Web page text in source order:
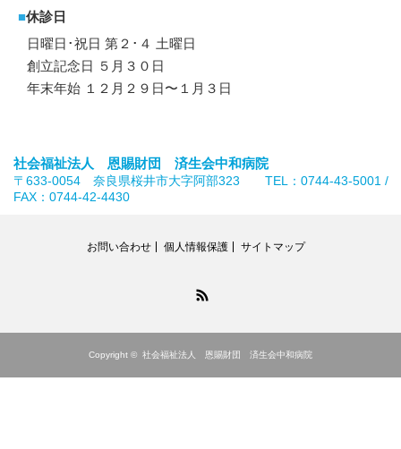
■休診日
日曜日･祝日 第２･４ 土曜日
創立記念日 ５月３０日
年末年始 １２月２９日〜１月３日
社会福祉法人 恩賜財団 済生会中和病院
〒633-0054 奈良県桜井市大字阿部323 TEL：0744-43-5001 /
FAX：0744-42-4430
お問い合わせ 個人情報保護 サイトマップ
Copyright © 社会福祉法人 恩賜財団 済生会中和病院